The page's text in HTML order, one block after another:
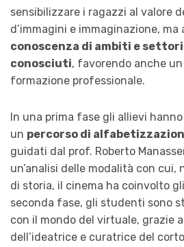
sensibilizzare i ragazzi al valore
d’immagini e immaginazione, ma
conoscenza di ambiti e settori
conosciuti, favorendo anche
formazione professionale.
In una prima fase gli allievi
un percorso di
guidati dal prof. Roberto
un’analisi delle modalità con cui,
di storia, il cinema ha coinvolto
seconda fase, gli studenti sono
con il mondo del virtuale, grazie
dell’ideatrice e curatrice del